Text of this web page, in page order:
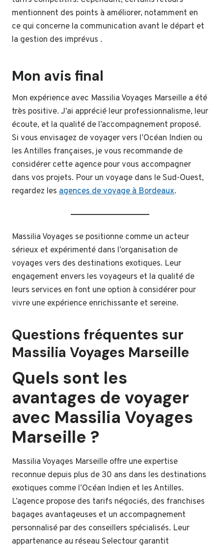
mentionnent des points à améliorer, notamment en
ce qui concerne la communication avant le départ et
la gestion des imprévus .
Mon avis final
Mon expérience avec Massilia Voyages Marseille a été
très positive. J’ai apprécié leur professionnalisme, leur
écoute, et la qualité de l’accompagnement proposé.
Si vous envisagez de voyager vers l’Océan Indien ou
les Antilles françaises, je vous recommande de
considérer cette agence pour vous accompagner
dans vos projets. Pour un voyage dans le Sud-Ouest,
regardez les agences de voyage à Bordeaux.
Massilia Voyages se positionne comme un acteur
sérieux et expérimenté dans l’organisation de
voyages vers des destinations exotiques. Leur
engagement envers les voyageurs et la qualité de
leurs services en font une option à considérer pour
vivre une expérience enrichissante et sereine.
Questions fréquentes sur
Massilia Voyages Marseille
Quels sont les
avantages de voyager
avec Massilia Voyages
Marseille ?
Massilia Voyages Marseille offre une expertise
reconnue depuis plus de 30 ans dans les destinations
exotiques comme l’Océan Indien et les Antilles.
L’agence propose des tarifs négociés, des franchises
bagages avantageuses et un accompagnement
personnalisé par des conseillers spécialisés. Leur
appartenance au réseau Selectour garantit